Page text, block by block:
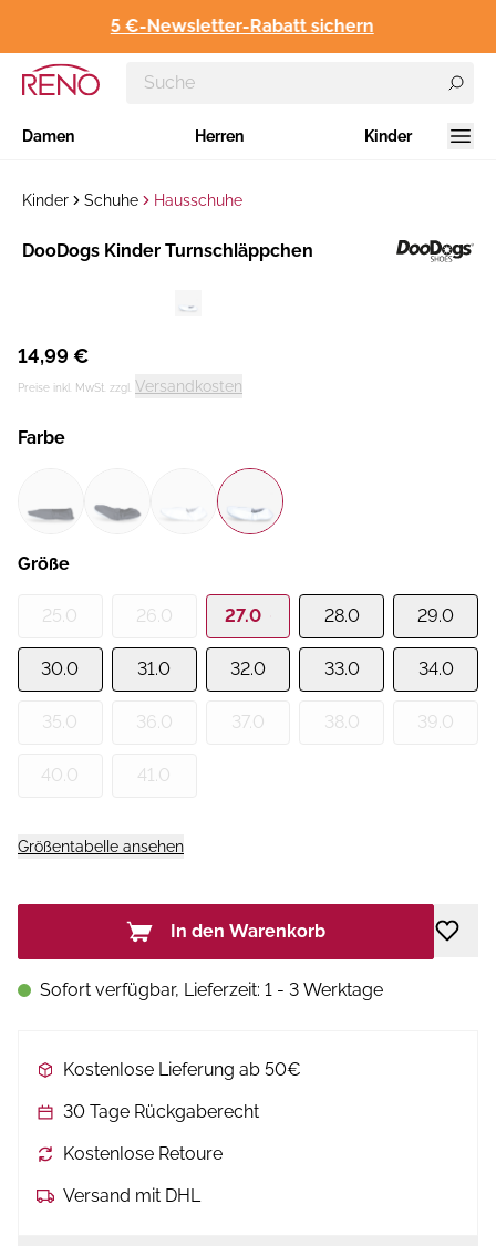
5 €-Newsletter-Rabatt sichern
Damen Herren Kinder
Kinder Schuhe Hausschuhe
Hersteller:
​DooDogs Kinder Turnschläppchen
14,99 €
Preise inkl. MwSt. zzgl. Versandkosten
Farbe
Größe
25.0 26.0 27.0 28.0 29.0
30.0 31.0 32.0 33.0 34.0
35.0 36.0 37.0 38.0 39.0
40.0 41.0
Größentabelle ansehen
In den Warenkorb
Sofort verfügbar, Lieferzeit: 1 - 3 Werktage
Kostenlose Lieferung ab 50€
30 Tage Rückgaberecht
Kostenlose Retoure
Versand mit DHL